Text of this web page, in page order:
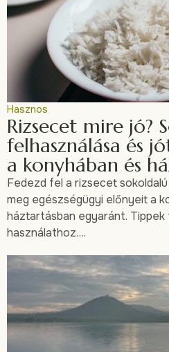
Hasznos
Rizsecet mire jó?
felhasználása és
a konyhában és
Fedezd fel a rizsecet
meg egészségügyi előnyeit a
háztartásban egyaránt. Tippek
használathoz….